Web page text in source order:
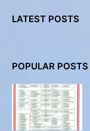
LATEST POSTS
POPULAR POSTS